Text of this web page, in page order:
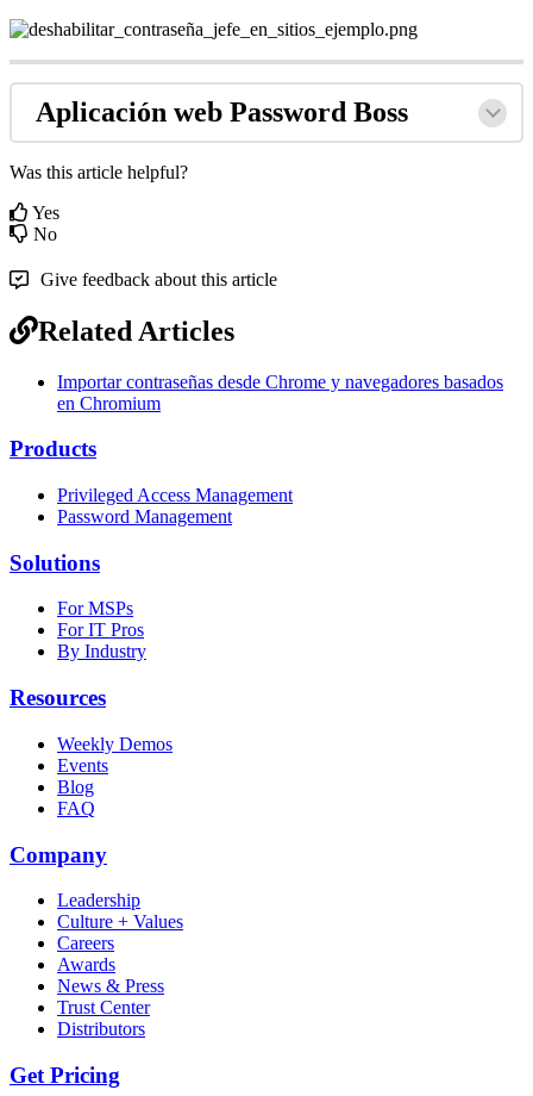
Aplicación web Password Boss
Was this article helpful?
Yes
No
Give feedback about this article
Related Articles
Importar contraseñas desde Chrome y navegadores basados
en Chromium
Products
Privileged Access Management
Password Management
Solutions
For MSPs
For IT Pros
By Industry
Resources
Weekly Demos
Events
Blog
FAQ
Company
Leadership
Culture + Values
Careers
Awards
News & Press
Trust Center
Distributors
Get Pricing